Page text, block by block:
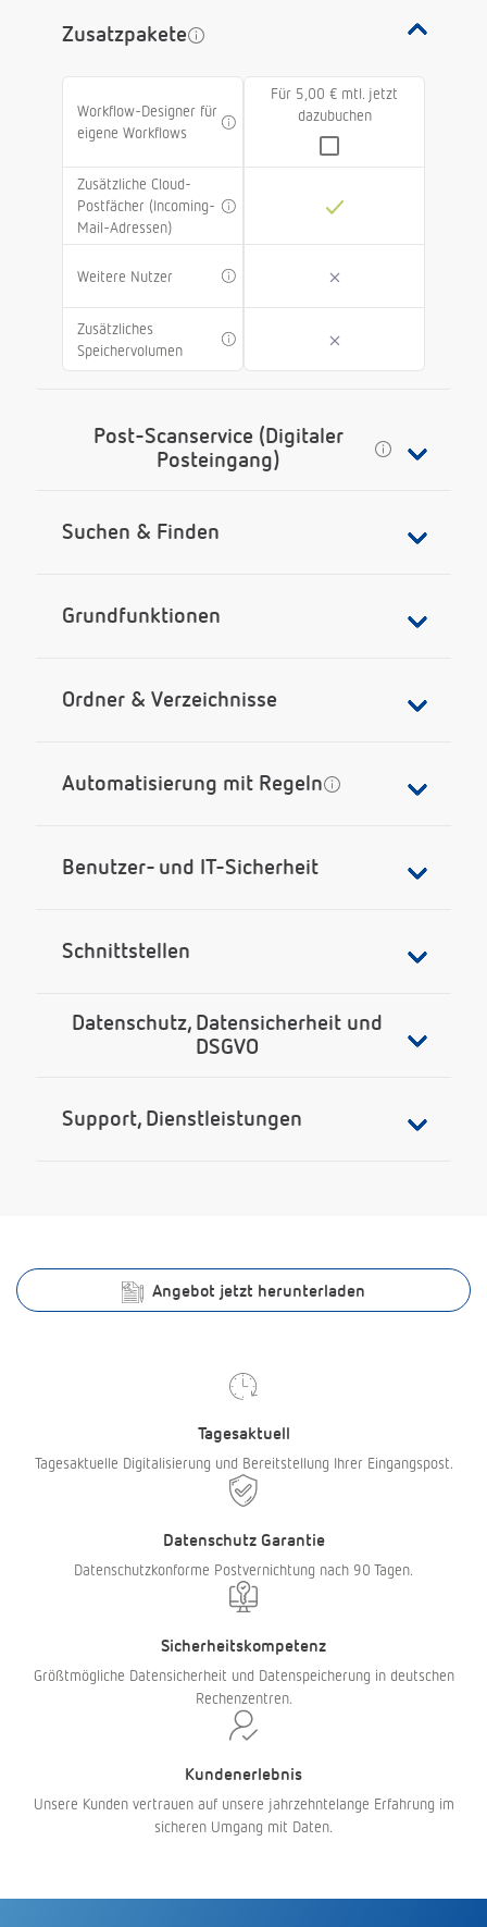
Zusatzpakete
Workflow-Designer für
eigene Workflows
Für 5,00 € mtl. jetzt
dazubuchen
Zusätzliche Cloud-
Postfächer (Incoming-
Mail-Adressen)
Weitere Nutzer
Zusätzliches
Speichervolumen
Post-Scanservice (Digitaler
Posteingang)
Suchen & Finden
Grundfunktionen
Ordner & Verzeichnisse
Automatisierung mit Regeln
Benutzer- und IT-Sicherheit
Schnittstellen
Datenschutz, Datensicherheit und
DSGVO
Support, Dienstleistungen
Angebot jetzt herunterladen
Tagesaktuell
Tagesaktuelle Digitalisierung und Bereitstellung Ihrer Eingangspost.
Datenschutz Garantie
Datenschutzkonforme Postvernichtung nach 90 Tagen.
Sicherheitskompetenz
Größtmögliche Datensicherheit und Datenspeicherung in deutschen
Rechenzentren.
Kundenerlebnis
Unsere Kunden vertrauen auf unsere jahrzehntelange Erfahrung im
sicheren Umgang mit Daten.